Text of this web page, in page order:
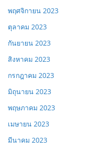
พฤศจิกายน 2023
ตุลาคม 2023
กันยายน 2023
สิงหาคม 2023
กรกฎาคม 2023
มิถุนายน 2023
พฤษภาคม 2023
เมษายน 2023
มีนาคม 2023